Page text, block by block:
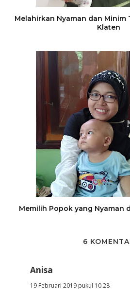
Melahirkan Nyaman dan Minim
Klaten
Memilih Popok yang Nyaman
6
Anisa
19 Februari 2019 pukul 10.28